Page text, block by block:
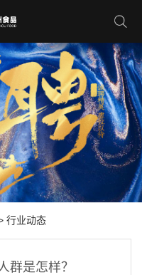
行业动态
群是怎样？